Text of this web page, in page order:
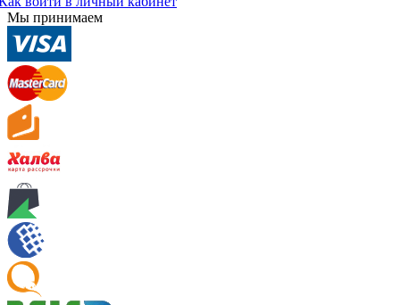
Мы принимаем